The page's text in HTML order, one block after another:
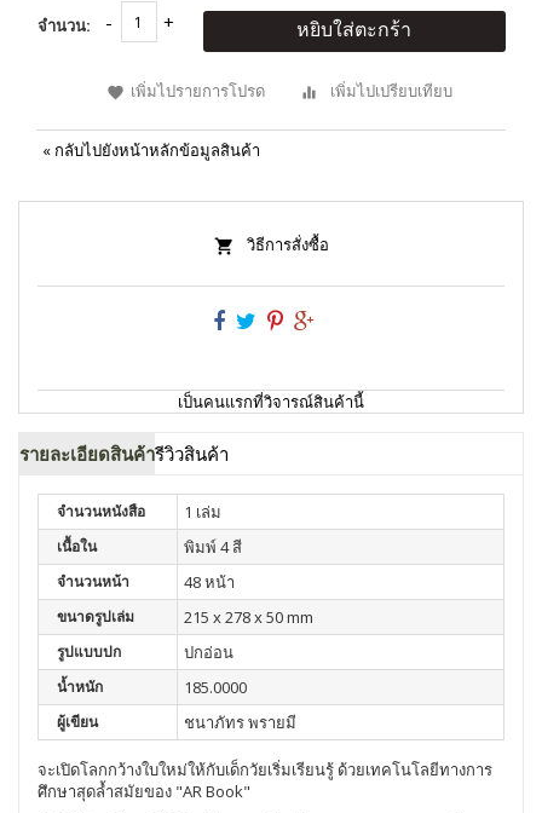
จำนวน: หยิบใส่ตะกร้า
เพิ่มไปรายการโปรด เพิ่มไปเปรียบเทียบ
« กลับไปยังหน้าหลักข้อมูลสินค้า
วิธีการสั่งซื้อ
เป็นคนแรกที่วิจารณ์สินค้านี้
รายละเอียดสินค้ารีวิวสินค้า
จำนวนหนังสือ 1 เล่ม
เนื้อใน พิมพ์ 4 สี
จำนวนหน้า 48 หน้า
ขนาดรูปเล่ม 215 x 278 x 50 mm
รูปแบบปก ปกอ่อน
น้ำหนัก 185.0000
ผู้เขียน ชนาภัทร พรายมี
จะเปิดโลกกว้างใบใหม่ให้กับเด็กวัยเริ่มเรียนรู้ ด้วยเทคโนโลยีทางการ
ศึกษาสุดล้ำสมัยของ "AR Book"